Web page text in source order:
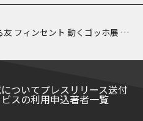
友 フィンセント 動くゴッホ展 －
ついてプレスリリース送付
スの利用申込著者一覧